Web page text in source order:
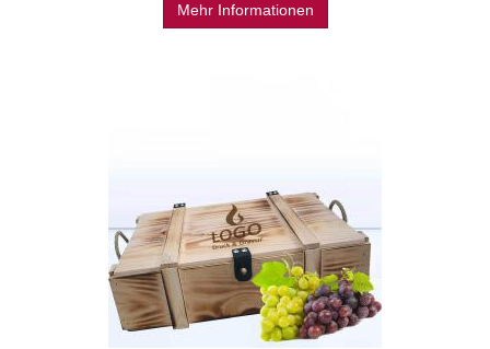
Mehr Informationen